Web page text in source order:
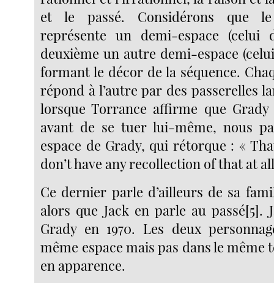
et le passé. Considérons que
représente un demi-espace (celui
deuxième un autre demi-espace
formant le décor de la séquence.
répond à l’autre par des passerelles
lorsque Torrance affirme que
avant de se tuer lui-même, nous
espace de Grady, qui rétorque : «
don’t have any recollection of that at
Ce dernier parle d’ailleurs de sa
alors que Jack en parle au passé[5].
Grady en 1970. Les deux
même espace mais pas dans le même
en apparence.